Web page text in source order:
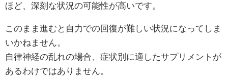
ほど、深刻な状況の可能性が高いです。
このまま進むと自力での回復が難しい状況になってしま
いかねません。
自律神経の乱れの場合、症状別に適したサプリメントが
あるわけではありません。